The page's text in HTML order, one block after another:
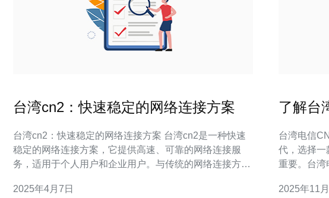
台湾cn2：快速稳定的网络连接方案
台湾cn2：快速稳定的网络连接方案 台湾cn2是一种快速
稳定的网络连接方案，它提供高速、可靠的网络连接服
务，适用于个人用户和企业用户。与传统的网络连接方式
定性。 台湾cn2网络连接方案具有以下几个明显的优势：
2025年4月7日
了解台
台湾电信
代，选择一
重要。台湾
市场调查，
2025年11